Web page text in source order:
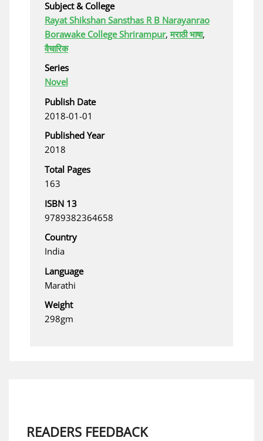
Subject & College
Rayat Shikshan Sansthas R B Narayanrao
Borawake College Shrirampur,मराठी भाषा,
वैचारिक
Series
Novel
Publish Date
2018-01-01
Published Year
2018
Total Pages
163
ISBN 13
9789382364658
Country
India
Language
Marathi
Weight
298gm
READERS FEEDBACK